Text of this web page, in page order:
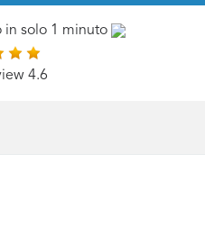
in solo 1 minuto
4.6